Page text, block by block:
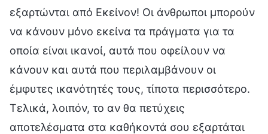
εξαρτώνται από Εκείνον! Οι άνθρωποι μπορούν
να κάνουν μόνο εκείνα τα πράγματα για τα
οποία είναι ικανοί, αυτά που οφείλουν να
κάνουν και αυτά που περιλαμβάνουν οι
έμφυτες ικανότητές τους, τίποτα περισσότερο.
Τελικά, λοιπόν, το αν θα πετύχεις
αποτελέσματα στα καθήκοντά σου εξαρτάται